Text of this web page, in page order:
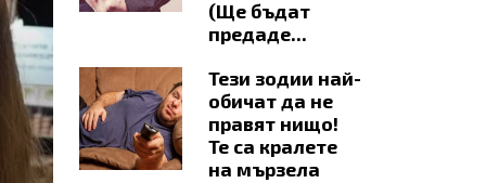
(Ще бъдат
предаде...
Тези зодии най-
обичат да не
правят нищо!
Те са кралете
на мързела